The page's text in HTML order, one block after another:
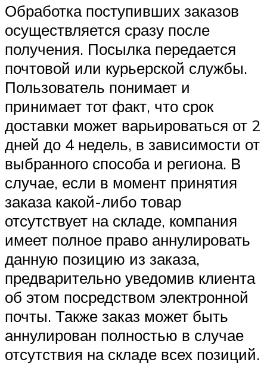
Обработка поступивших заказов
осуществляется сразу после
получения. Посылка передается
почтовой или курьерской службы.
Пользователь понимает и
принимает тот факт, что срок
доставки может варьироваться от 2
дней до 4 недель, в зависимости от
выбранного способа и региона. В
случае, если в момент принятия
заказа какой-либо товар
отсутствует на складе, компания
имеет полное право аннулировать
данную позицию из заказа,
предварительно уведомив клиента
об этом посредством электронной
почты. Также заказ может быть
аннулирован полностью в случае
отсутствия на складе всех позиций.